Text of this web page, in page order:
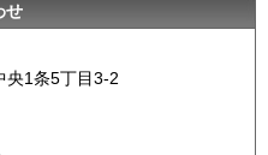
せ
央1条5丁目3-2